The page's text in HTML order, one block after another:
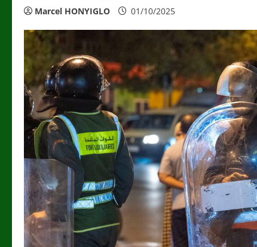
Marcel HONYIGLO 01/10/2025